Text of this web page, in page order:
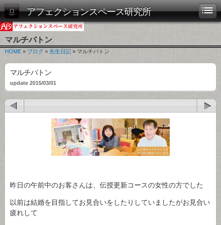
アフェクションスペース研究所
マルチバトン
HOME » ブログ » 先生日記 » マルチバトン
マルチバトン
update 2015/03/01
昨日の午前中のお客さんは、伝授更新コースの女性の方でした
以前は結婚を目指してお見合いをしたりしていましたがお見合い
疲れして